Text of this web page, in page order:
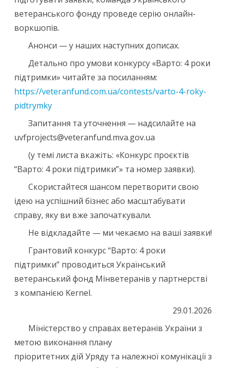
ветеранського фонду проведе серію онлайн-
воркшопів.
Анонси — у наших наступних дописах.
Детально про умови конкурсу «Варто: 4 роки
підтримки» читайте за посиланням:
https://veteranfund.com.ua/contests/varto-4-roky-
pidtrymky
Запитання та уточнення — надсилайте на
uvfprojects@veteranfund.mva.gov.ua
(у темі листа вкажіть: «Конкурс проєктів
“Варто: 4 роки підтримки”» та номер заявки).
Скористайтеся шансом перетворити свою
ідею на успішний бізнес або масштабувати
справу, яку ви вже започаткували.
Не відкладайте — ми чекаємо на ваші заявки!
Грантовий конкурс “Варто: 4 роки
підтримки” проводиться Український
ветеранський фонд Мінветеранів у партнерстві
з компанією Kernel.
29.01.2026
Міністерство у справах ветеранів України з
метою виконання плану
пріоритетних дій Уряду та належної комунікації з